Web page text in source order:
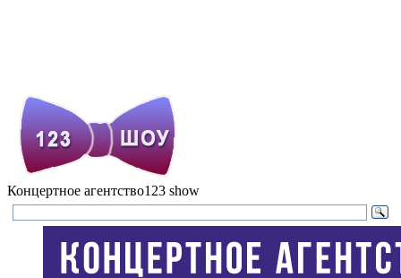
Концертное агентство123 show